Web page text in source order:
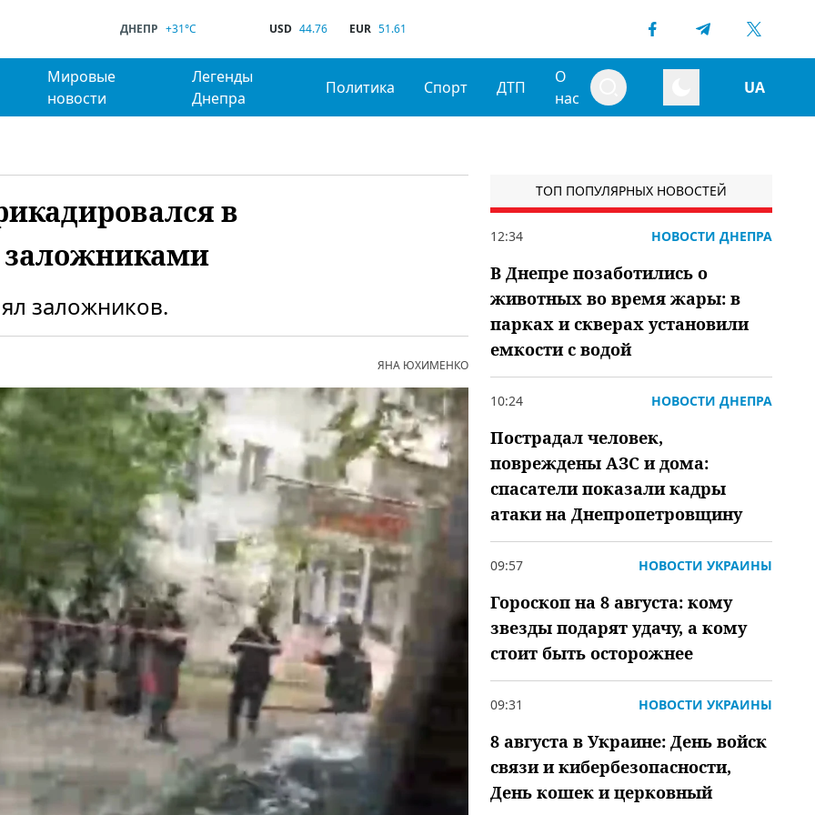
ДНЕПР +31°C USD 44.76 EUR 51.61
Мировые
новости
Легенды
Днепра
Политика Спорт ДТП
О
нас
UA
в
заложниками
заложников.
ЯНА ЮХИМЕНКО
ТОП ПОПУЛЯРНЫХ НОВОСТЕЙ
12:34 НОВОСТИ ДНЕПРА
В Днепре позаботились о
животных во время жары: в
парках и скверах установили
емкости с водой
10:24 НОВОСТИ ДНЕПРА
Пострадал человек,
повреждены АЗС и дома:
спасатели показали кадры
атаки на Днепропетровщину
09:57 НОВОСТИ УКРАИНЫ
Гороскоп на 8 августа: кому
звезды подарят удачу, а кому
стоит быть осторожнее
09:31 НОВОСТИ УКРАИНЫ
8 августа в Украине: День войск
связи и кибербезопасности,
День кошек и церковный